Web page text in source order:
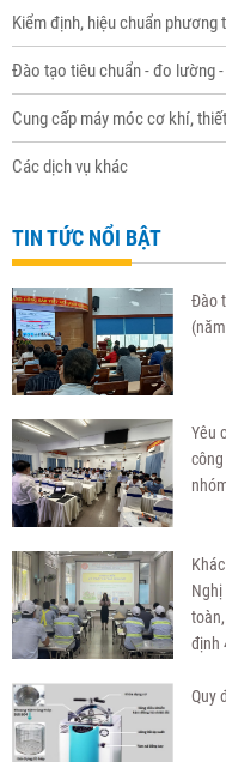
Kiểm định, hiệu chuẩn phương
Đào tạo tiêu chuẩn - đo lường
Cung cấp máy móc cơ khí,
Các dịch vụ khác
TIN TỨC NỔI BẬT
Đào
Yêu
định
Quy